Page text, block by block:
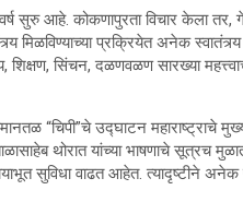
सुरु आहे. कोकणापुरता विचार केला
मिळविण्याच्या प्रक्रियेत अनेक
शिक्षण, सिंचन, दळणवळण सारख्या
“चिपी”चे उद्घाटन महाराष्ट्राचे
थोरात यांच्या भाषणाचे सूत्रच
सुविधा वाढत आहेत. त्यादृष्टीने